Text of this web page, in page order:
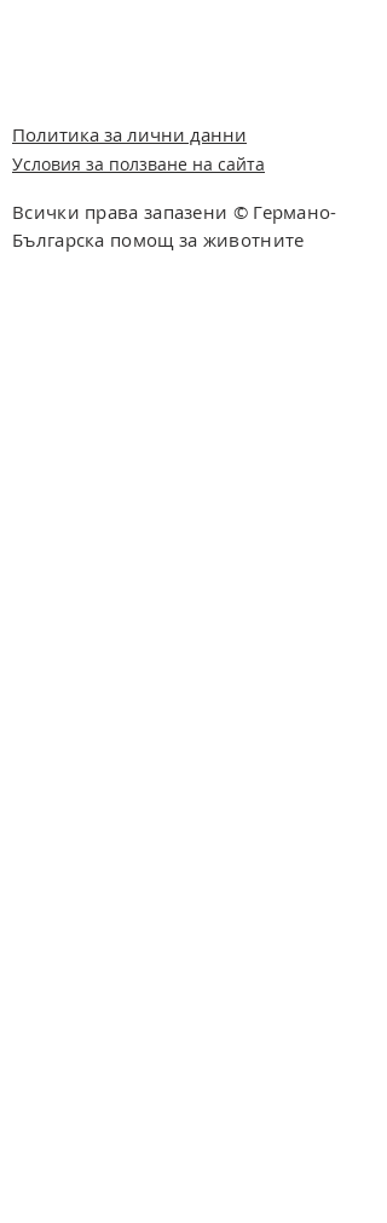
Политика за лични данни
Условия за ползване на сайта
Всички права запазени © Германо-
Българска помощ за животните